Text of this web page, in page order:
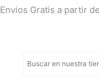
Envios Gratis a partir